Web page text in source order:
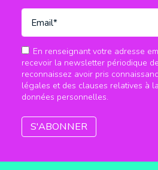
En renseignant votre adresse
recevoir la newsletter périodique
reconnaissez avoir pris
légales et des clauses relatives à
données personnelles.